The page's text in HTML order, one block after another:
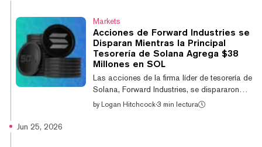
una fusión con una empresa de cheque en
blanco respaldada por Cantor Fitzgerald.
"Nuestro enfoque no ha cambiado: construir
la infraestructura regulada para la próxima
generación de mercados de capitales",
publicó la fir...
Markets
Acciones de Forward Industries se
Disparan Mientras la Principal
Tesorería de Solana Agrega $38
Millones en SOL
Las acciones de la firma líder de tesorería de
Solana, Forward Industries, se dispararon
casi un 17% para cotizar a $4,94 después
by Logan Hitchcock·3 min lectura
Jun 25, 2026